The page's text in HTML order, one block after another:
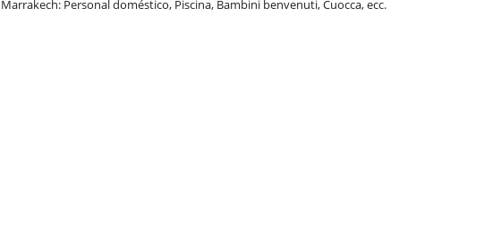
Marrakech: Personal doméstico, Piscina, Bambini benvenuti, Cuocca, ecc.